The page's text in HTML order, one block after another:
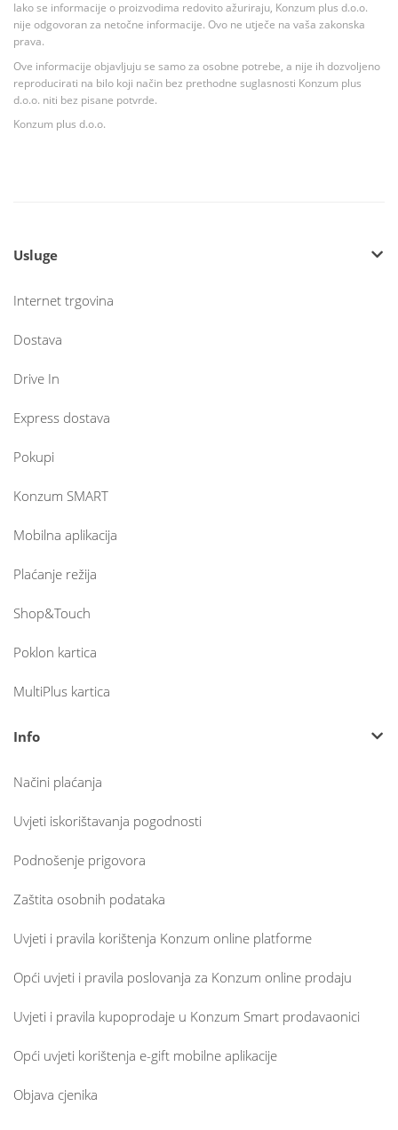
Iako se informacije o proizvodima redovito ažuriraju, Konzum plus d.o.o.
nije odgovoran za netočne informacije. Ovo ne utječe na vaša zakonska
prava.
Ove informacije objavljuju se samo za osobne potrebe, a nije ih dozvoljeno
reproducirati na bilo koji način bez prethodne suglasnosti Konzum plus
d.o.o. niti bez pisane potvrde.
Konzum plus d.o.o.
Usluge
Internet trgovina
Dostava
Drive In
Express dostava
Pokupi
Konzum SMART
Mobilna aplikacija
Plaćanje režija
Shop&Touch
Poklon kartica
MultiPlus kartica
Info
Načini plaćanja
Uvjeti iskorištavanja pogodnosti
Podnošenje prigovora
Zaštita osobnih podataka
Uvjeti i pravila korištenja Konzum online platforme
Opći uvjeti i pravila poslovanja za Konzum online prodaju
Uvjeti i pravila kupoprodaje u Konzum Smart prodavaonici
Opći uvjeti korištenja e-gift mobilne aplikacije
Objava cjenika